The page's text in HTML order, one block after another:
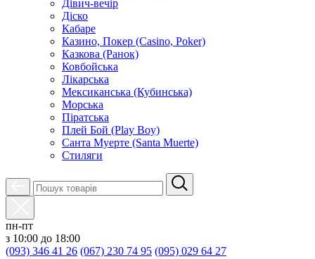
Дівич-вечір
Діско
Кабаре
Казино, Покер (Casino, Poker)
Казкова (Ранок)
Ковбойська
Лікарська
Мексиканська (Кубинська)
Морська
Піратська
Плей Бой (Play Boy)
Санта Муерте (Santa Muerte)
Стиляги
пн-пт
з 10:00 до 18:00
(093) 346 41 26 (067) 230 74 95 (095) 029 64 27